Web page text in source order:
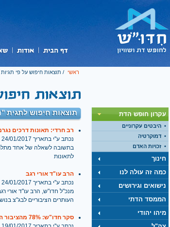
ראשי / תוצאות חיפוש על פי תגיות
עקרון חופש הדת
היבטים עקרוניים
דמוקרטיה
זכויות האדם
חינוך
כמה זה עולה לנו
נישואים וגירושים
הממסד הדתי
מיהו יהודי
תוצאות חיפוש לתגית
רב חרדי: תאונות דרכים
נכתב ע''י בתאריך 24/01/2017
בתשובה לשאלה של אחד
לתאונות
הרב עו"ד אורי רגב
נכתב ע''י בתאריך 24/01/2017
מנכ"ל חדו"ש, הרב עו"ד אורי
העותרים הציבוריים לבג"צ
סקר חדו"ש: 78% מהציבור היהודי תומכים בפתיחת מרכולים בתל אביב בשבת